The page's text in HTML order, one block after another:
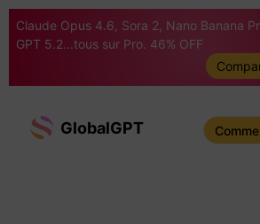
Claude Opus 4.6, Sora 2, Nano Banana
GPT 5.2...tous sur Pro. 46% OFF
GlobalGPT